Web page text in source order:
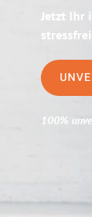
Jetzt Ihr
100%